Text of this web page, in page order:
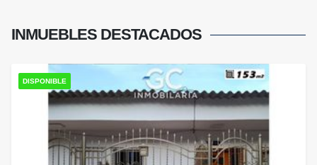
INMUEBLES DESTACADOS
DISPONIBLE